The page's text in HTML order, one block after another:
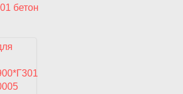
бетон